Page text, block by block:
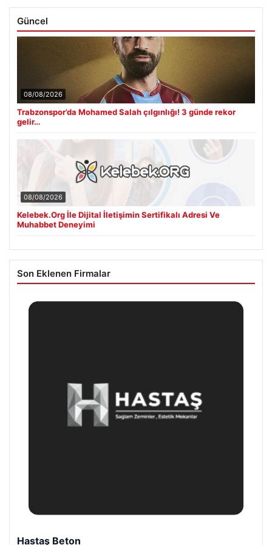
Güncel
08/08/2026
Trabzonspor’da Mohamed Salah çılgınlığı! 3 günde rekor
gelir…
08/08/2026
Kelebek.Org İle Dijital İletişimin Sertifikalı Adresi Ve
Muhabbet Deneyimi
Son Eklenen Firmalar
Bulkoon Toptan Ayakkabı